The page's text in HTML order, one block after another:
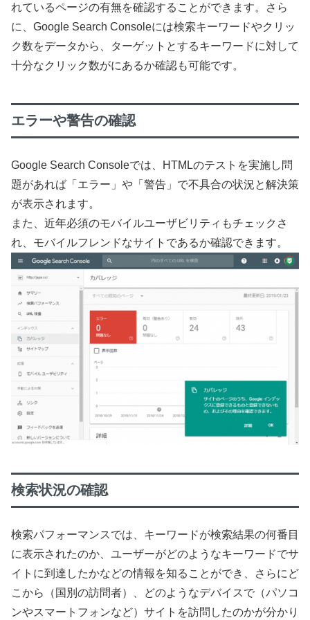
れているページの有無を確認することができます。さら
に、Google Search Consoleには検索キーワードやクリッ
ク数をデータから、ターゲットとするキーワードに対して
十分なクリック数がにあるか確認も可能です。
エラーや警告の確認
Google Search Consoleでは、HTMLのテストを実施し問
題があれば「エラー」や「警告」で不具合の状況と解決策
が表示されます。
また、近年必須のモバイルユーザビリティもチェックさ
れ、モバイルフレンドなサイトであるか確認できます。
検索状況の確認
検索パフォーマンスでは、キーワードが検索結果の何番目
に表示されたのか、ユーザーがどのようなキーワードでサ
イトに到達したかなどの情報を知ることができ、さらにど
こから（国別の訪問者）、どのようなデバイスで（パソコ
ンやスマートフォンなど）サイトを訪問したのかが分かり